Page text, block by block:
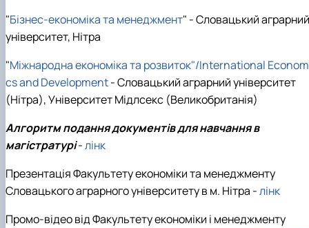
"Бізнес-економіка та менеджмент" - Словацький аграрний
університет, Нітра
"Міжнародна економіка та розвиток"/International
cs and Development- Словацький аграрний університет
(Нітра), Університет Мідлсекс (Великобританія)
Алгоритм подання документів для навчання в
магістратурі-лінк
Презентація Факультету економіки та менеджменту
Словацького аграрного університету в м. Нітра -лінк
Промо-відео від Факультету економіки і менеджменту